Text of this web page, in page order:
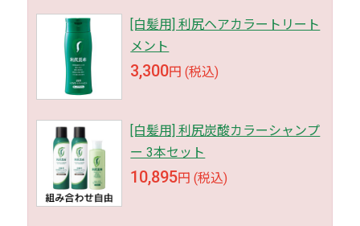
[白髪用] 利尻ヘアカラートリート
メント
3,300円 (税込)
[白髪用] 利尻炭酸カラーシャンプ
ー 3本セット
10,895円 (税込)